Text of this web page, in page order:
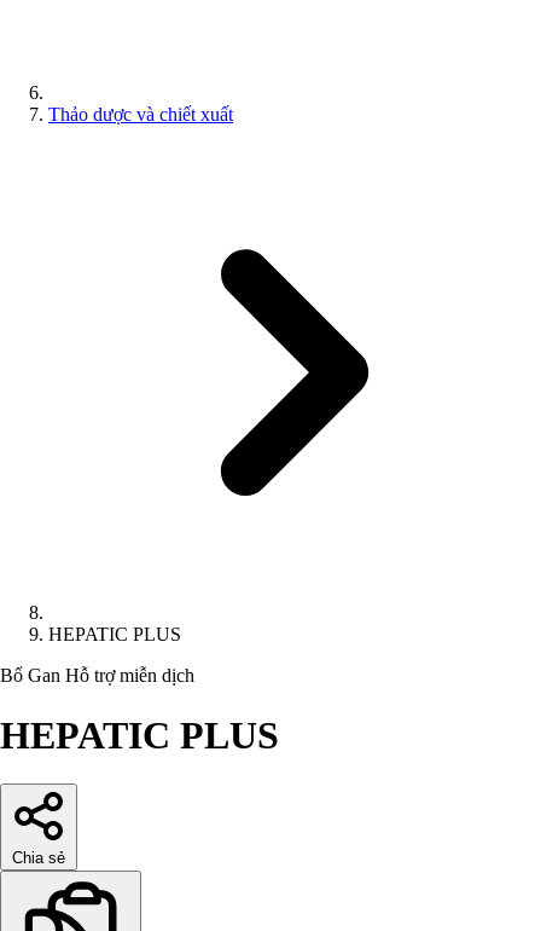
Thảo dược và chiết xuất
HEPATIC PLUS
Bổ Gan Hỗ trợ miễn dịch
HEPATIC PLUS
Chia sẻ